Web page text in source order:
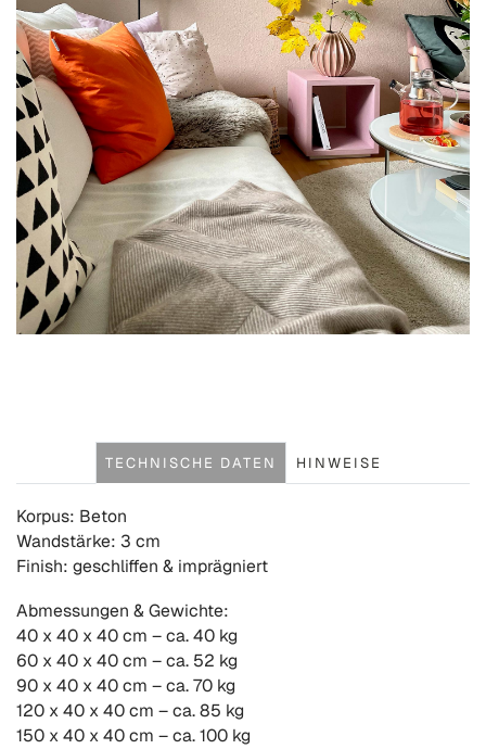
TECHNISCHE DATEN HINWEISE
Korpus: Beton
Wandstärke: 3 cm
Finish: geschliffen & imprägniert
Abmessungen & Gewichte:
40 x 40 x 40 cm – ca. 40 kg
60 x 40 x 40 cm – ca. 52 kg
90 x 40 x 40 cm – ca. 70 kg
120 x 40 x 40 cm – ca. 85 kg
150 x 40 x 40 cm – ca. 100 kg